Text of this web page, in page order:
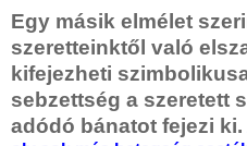
Egy másik elmélet
szeretteinktől való
kifejezheti
sebzettség a szeretett
adódó bánatot fejezi ki.